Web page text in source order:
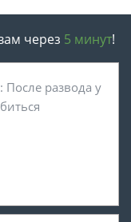
через 5 минут!